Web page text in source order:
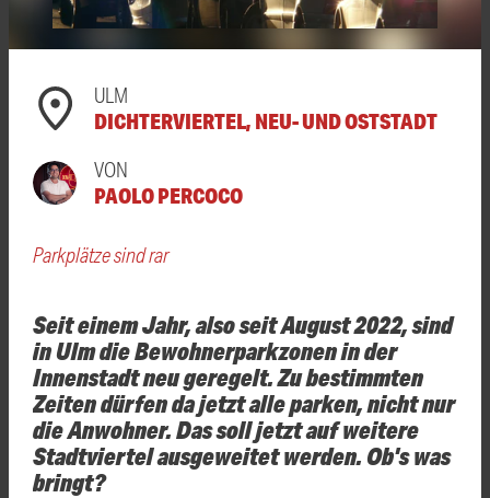
ULM
DICHTERVIERTEL, NEU- UND OSTSTADT
VON
PAOLO PERCOCO
Parkplätze sind rar
Seit einem Jahr, also seit August 2022, sind
in Ulm die Bewohnerparkzonen in der
Innenstadt neu geregelt. Zu bestimmten
Zeiten dürfen da jetzt alle parken, nicht nur
die Anwohner. Das soll jetzt auf weitere
Stadtviertel ausgeweitet werden. Ob's was
bringt?